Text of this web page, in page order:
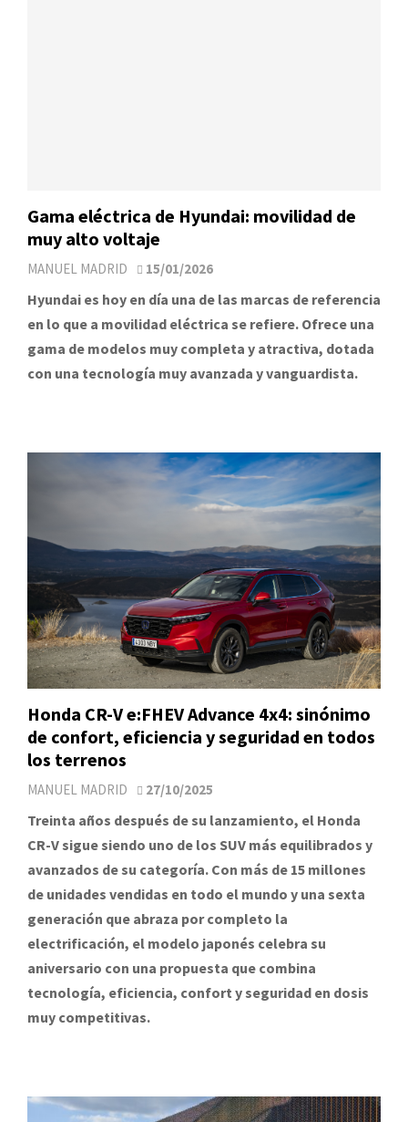
Gama eléctrica de Hyundai: movilidad de
muy alto voltaje
MANUEL MADRID 15/01/2026
Hyundai es hoy en día una de las marcas de referencia
en lo que a movilidad eléctrica se refiere. Ofrece una
gama de modelos muy completa y atractiva, dotada
con una tecnología muy avanzada y vanguardista.
Honda CR-V e:FHEV Advance 4x4: sinónimo
de confort, eficiencia y seguridad en todos
los terrenos
MANUEL MADRID 27/10/2025
Treinta años después de su lanzamiento, el Honda
CR-V sigue siendo uno de los SUV más equilibrados y
avanzados de su categoría. Con más de 15 millones
de unidades vendidas en todo el mundo y una sexta
generación que abraza por completo la
electrificación, el modelo japonés celebra su
aniversario con una propuesta que combina
tecnología, eficiencia, confort y seguridad en dosis
muy competitivas.